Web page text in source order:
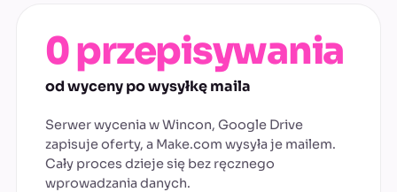
0 przepisywania
od wyceny po wysyłkę maila
Serwer wycenia w Wincon, Google Drive
zapisuje oferty, a Make.com wysyła je mailem.
Cały proces dzieje się bez ręcznego
wprowadzania danych.